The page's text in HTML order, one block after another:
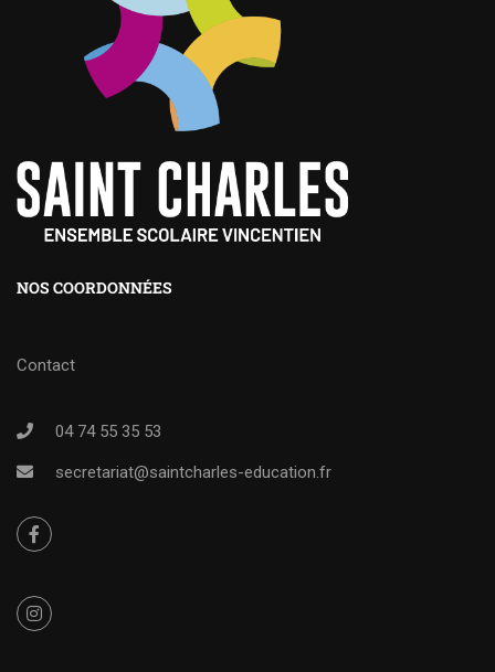
NOS COORDONNÉES
Contact
04 74 55 35 53
secretariat@saintcharles-education.fr